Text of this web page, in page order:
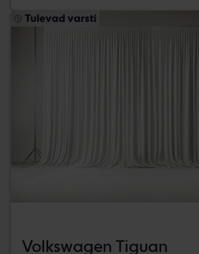
Tulevad varsti
Volkswagen Tiguan